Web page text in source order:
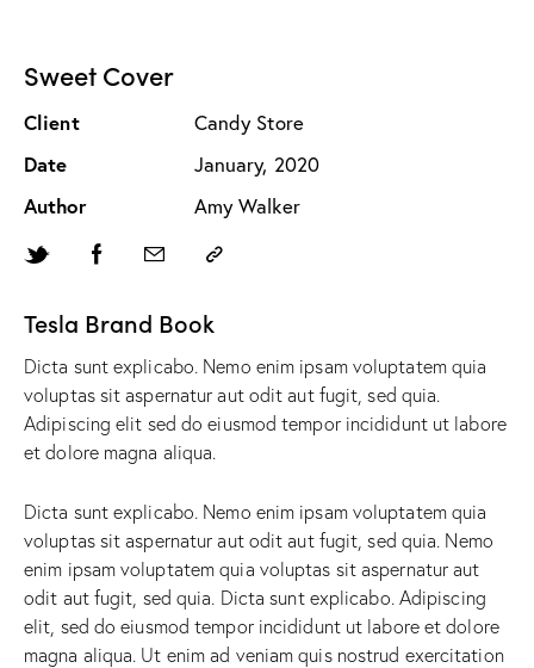
Sweet Cover
Client
Candy Store
Date
January, 2020
Author
Amy Walker
Tesla Brand Book
Dicta sunt explicabo. Nemo enim ipsam voluptatem quia
voluptas sit aspernatur aut odit aut fugit, sed quia.
Adipiscing elit sed do eiusmod tempor incididunt ut labore
et dolore magna aliqua.
Dicta sunt explicabo. Nemo enim ipsam voluptatem quia
voluptas sit aspernatur aut odit aut fugit, sed quia. Nemo
enim ipsam voluptatem quia voluptas sit aspernatur aut
odit aut fugit, sed quia. Dicta sunt explicabo. Adipiscing
elit, sed do eiusmod tempor incididunt ut labore et dolore
magna aliqua. Ut enim ad veniam quis nostrud exercitation